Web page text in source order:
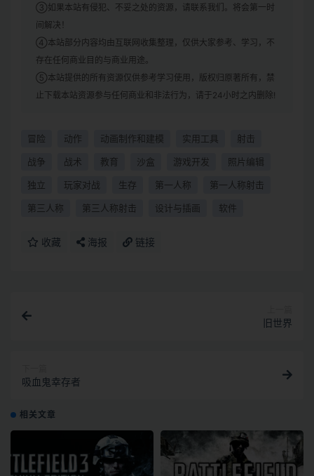
③如果本站有侵犯、不妥之处的资源，请联系我们。将会第一时
间解决！
④本站部分内容均由互联网收集整理，仅供大家参考、学习，不
存在任何商业目的与商业用途。
⑤本站提供的所有资源仅供参考学习使用，版权归原著所有，禁
止下载本站资源参与任何商业和非法行为，请于24小时之内删除!
冒险 动作 动画制作和建模 实用工具 射击
战争 战术 教育 沙盒 游戏开发 照片编辑
独立 玩家对战 生存 第一人称 第一人称射击
第三人称 第三人称射击 设计与插画 软件
收藏 海报 链接
旧世界
吸血鬼幸存者
相关文章